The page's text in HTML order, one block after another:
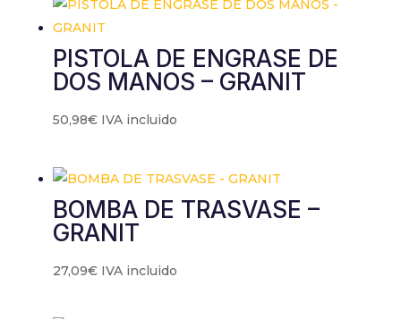
PISTOLA DE ENGRASE DE
DOS MANOS – GRANIT
50,98€ IVA incluido
BOMBA DE TRASVASE –
GRANIT
27,09€ IVA incluido